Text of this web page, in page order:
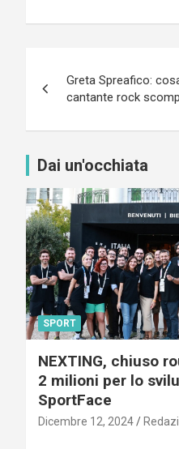
articoli
Greta Spreafico:
cantante rock
Dai un'occhiata
SPORT
NEXTING, chiuso
2 milioni per lo
SportFace
Dicembre 12, 2024